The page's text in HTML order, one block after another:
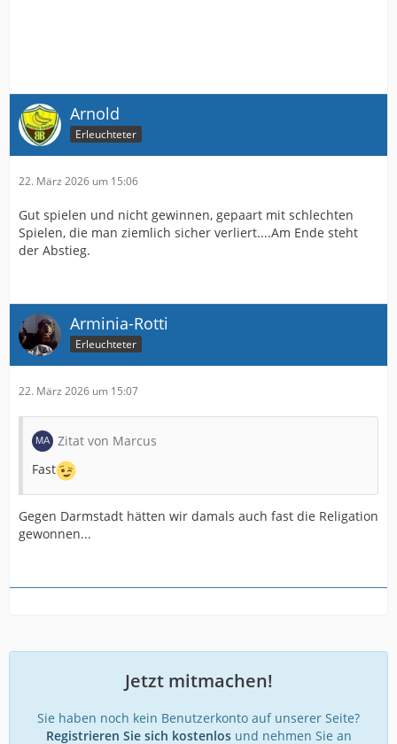
Arnold
Erleuchteter
22. März 2026 um 15:06
Gut spielen und nicht gewinnen, gepaart mit schlechten
Spielen, die man ziemlich sicher verliert....Am Ende steht
der Abstieg.
Arminia-Rotti
Erleuchteter
22. März 2026 um 15:07
Zitat von Marcus
Fast
Gegen Darmstadt hätten wir damals auch fast die Religation
gewonnen...
Jetzt mitmachen!
Sie haben noch kein Benutzerkonto auf unserer Seite?
Registrieren Sie sich kostenlosund nehmen Sie an